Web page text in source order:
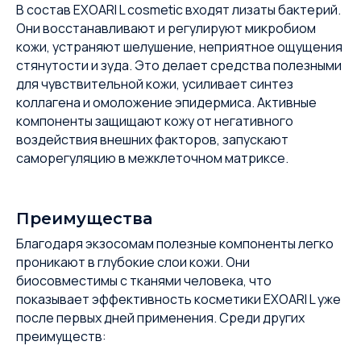
В состав EXOARI L cosmetic входят лизаты бактерий.
Они восстанавливают и регулируют микробиом
кожи, устраняют шелушение, неприятное ощущения
стянутости и зуда. Это делает средства полезными
для чувствительной кожи, усиливает синтез
коллагена и омоложение эпидермиса. Активные
компоненты защищают кожу от негативного
воздействия внешних факторов, запускают
саморегуляцию в межклеточном матриксе.
Преимущества
Благодаря экзосомам полезные компоненты легко
проникают в глубокие слои кожи. Они
биосовместимы с тканями человека, что
показывает эффективность косметики EXOARI L уже
после первых дней применения. Среди других
преимуществ: